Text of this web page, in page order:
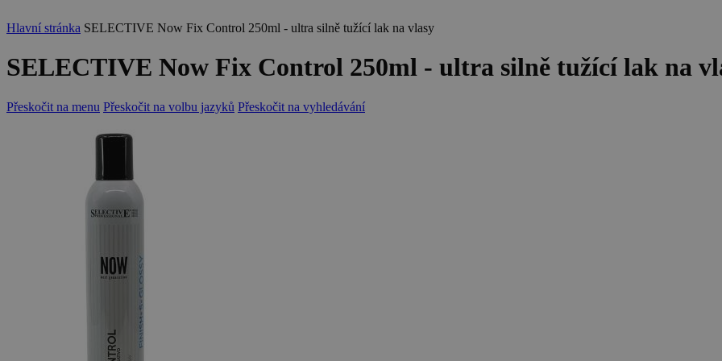
Hlavní stránka SELECTIVE Now Fix Control 250ml - ultra silně tužící lak na vlasy
SELECTIVE Now Fix Control 250ml - ultra silně tužící lak na
Přeskočit na menu Přeskočit na volbu jazyků Přeskočit na vyhledávání